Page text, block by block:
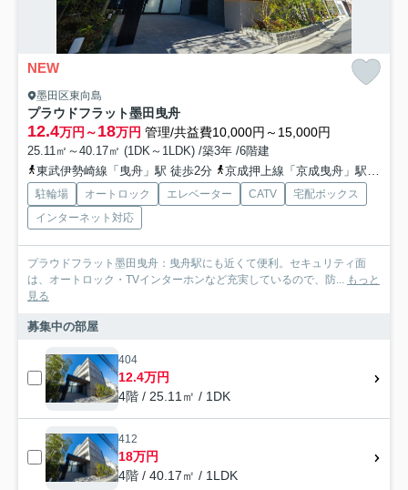
NEW
墨田区東向島
プラウドフラット墨田曳舟
12.4万円～18万円 管理/共益費10,000円～15,000円
25.11㎡～40.17㎡ (1DK～1LDK) /築3年 /6階建
東武伊勢崎線「曳舟」駅 徒歩2分
京成押上線「京成曳舟」駅 徒歩6分
駐輪場 オートロック エレベーター CATV
宅配ボックス
インターネット対応
プラウドフラット墨田曳舟：曳舟駅にも近くて便利。セキュリティ面
は、オートロック・TVインターホンなど充実しているので、防... もっと
見る
募集中の部屋
404
12.4万円
4階 / 25.11㎡ / 1DK
412
18万円
4階 / 40.17㎡ / 1LDK